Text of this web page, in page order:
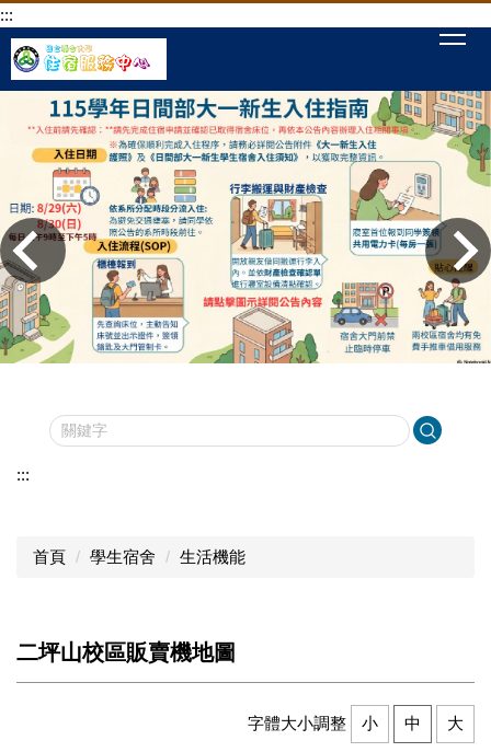
跳
到
主
要
:::
:::
首頁 學生宿舍 生活機能
二坪山校區販賣機地圖
字體大小調整 小 中 大